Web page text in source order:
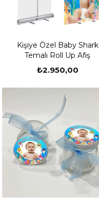
Kişiye Özel Baby Shark
Temalı Roll Up Afiş
₺2.950,00